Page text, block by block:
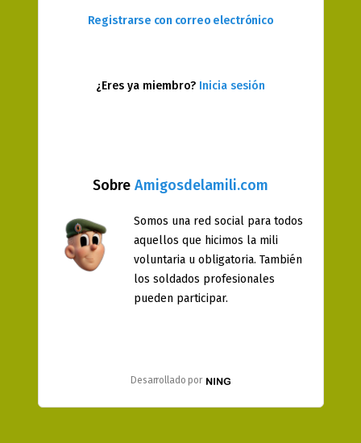
Sobre Amigosdelamili.com
Somos una red social para todos
aquellos que hicimos la mili
voluntaria u obligatoria. También
los soldados profesionales
pueden participar.
Desarrollado por
Registrarse con correo electrónico
¿Eres ya miembro? Inicia sesión